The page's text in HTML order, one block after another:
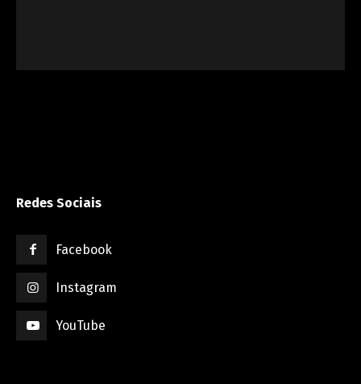
Redes Sociais
Facebook
Instagram
YouTube